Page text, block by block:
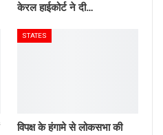
केरल हाईकोर्ट ने दी…
STATES
विपक्ष के हंगामे से लोकसभा की